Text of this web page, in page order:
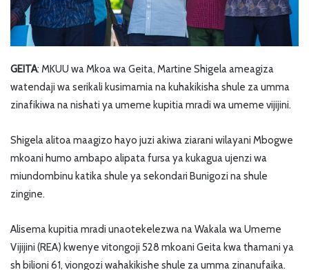
GEITA: MKUU wa Mkoa wa Geita, Martine Shigela ameagiza
watendaji wa serikali kusimamia na kuhakikisha shule za umma
zinafikiwa na nishati ya umeme kupitia mradi wa umeme vijijini.
Shigela alitoa maagizo hayo juzi akiwa ziarani wilayani Mbogwe
mkoani humo ambapo alipata fursa ya kukagua ujenzi wa
miundombinu katika shule ya sekondari Bunigozi na shule
zingine.
Alisema kupitia mradi unaotekelezwa na Wakala wa Umeme
Vijijini (REA) kwenye vitongoji 528 mkoani Geita kwa thamani ya
sh bilioni 61, viongozi wahakikishe shule za umma zinanufaika.